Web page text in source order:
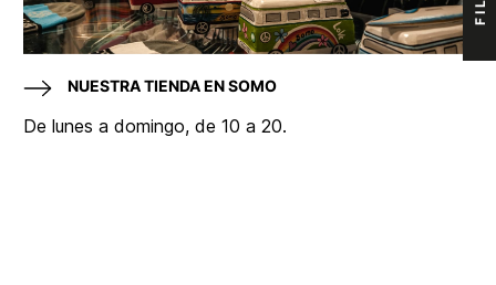
NUESTRA TIENDA EN SOMO
De lunes a domingo, de 10 a 20.